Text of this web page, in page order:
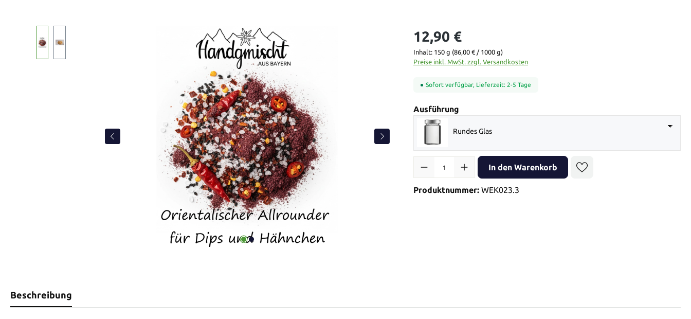
12,90 €
Inhalt: 150 g (86,00 € / 1000 g)
Preise inkl. MwSt. zzgl. Versandkosten
Sofort verfügbar, Lieferzeit: 2-5 Tage
Ausführung
Rundes Glas
Produkt Anzahl: Gib den gewünschten Wert ein oder benutze die
In den Warenkorb
Produktnummer: WEK023.3
Beschreibung